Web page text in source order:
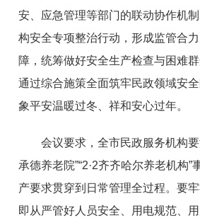
安、应急管理等部门的联动协作机
构安全专项整治行动，形成监管合
障，统筹做好安全生产检查与困难
通过综合施策全面筑牢民政领域安
象平安温暖过冬、祥和安心过年。
会议要求，全市民政服务机构要
承德养老院”“2·2齐齐哈尔养老机构
产要求贯穿到日常管理全过程。要牢
即从严管好人员安全、用电规范、